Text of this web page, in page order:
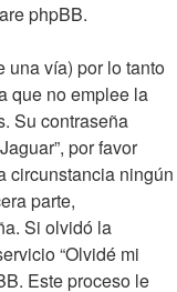
phpBB.
una vía) por lo tanto
que no emplee la
Su contraseña
por favor
circunstancia ningún
parte,
Si olvidó la
“Olvidé mi
Este proceso le